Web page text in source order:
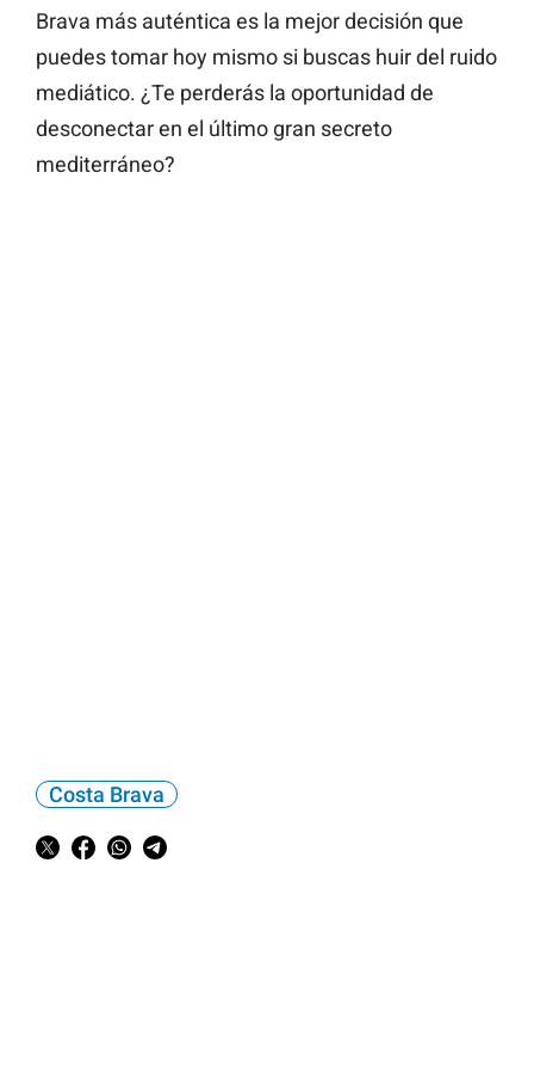
Brava más auténtica es la mejor decisión que
puedes tomar hoy mismo si buscas huir del ruido
mediático. ¿Te perderás la oportunidad de
desconectar en el último gran secreto
mediterráneo?
Costa Brava